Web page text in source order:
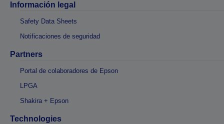
Información legal
Safety Data Sheets
Notificaciones de seguridad
Partners
Portal de colaboradores de Epson
LPGA
Shakira + Epson
Technologies